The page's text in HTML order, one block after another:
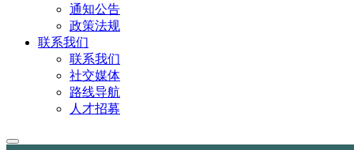
通知公告
政策法规
联系我们
联系我们
社交媒体
路线导航
人才招募